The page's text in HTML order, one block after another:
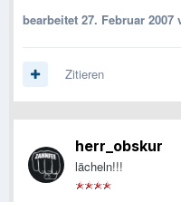
bearbeitet 27. Februar 2007
Zitieren
herr_obskur
lächeln!!!